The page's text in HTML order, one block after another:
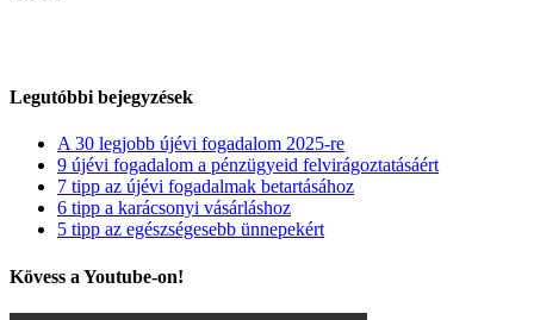
Legutóbbi bejegyzések
A 30 legjobb újévi fogadalom 2025-re
9 újévi fogadalom a pénzügyeid felvirágoztatásáért
7 tipp az újévi fogadalmak betartásához
6 tipp a karácsonyi vásárláshoz
5 tipp az egészségesebb ünnepekért
Kövess a Youtube-on!